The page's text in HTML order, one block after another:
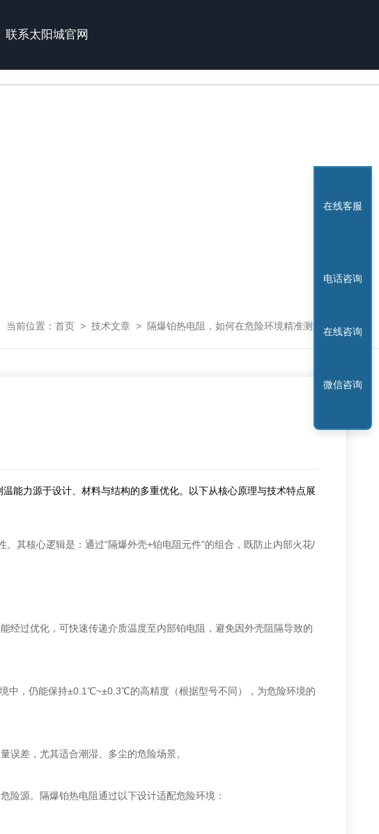
联系太阳城官网
当前位置： 首页> 技术文章> 隔爆铂热电阻，如何在危险环境精准测温？
能力源于设计、材料与结构的多重优化。以下从核心原理与技术特点展
其核心逻辑是：通过“隔爆外壳+铂电阻元件”的组合，既防止内部火花/
经过优化，可快速传递介质温度至内部铂电阻，避免因外壳阻隔导致的
中，仍能保持±0.1℃~±0.3℃的高精度（根据型号不同），为危险环境的
误差，尤其适合潮湿、多尘的危险场景。
险源。隔爆铂热电阻通过以下设计适配危险环境：
在线客服
电话咨询
在线咨询
微信咨询